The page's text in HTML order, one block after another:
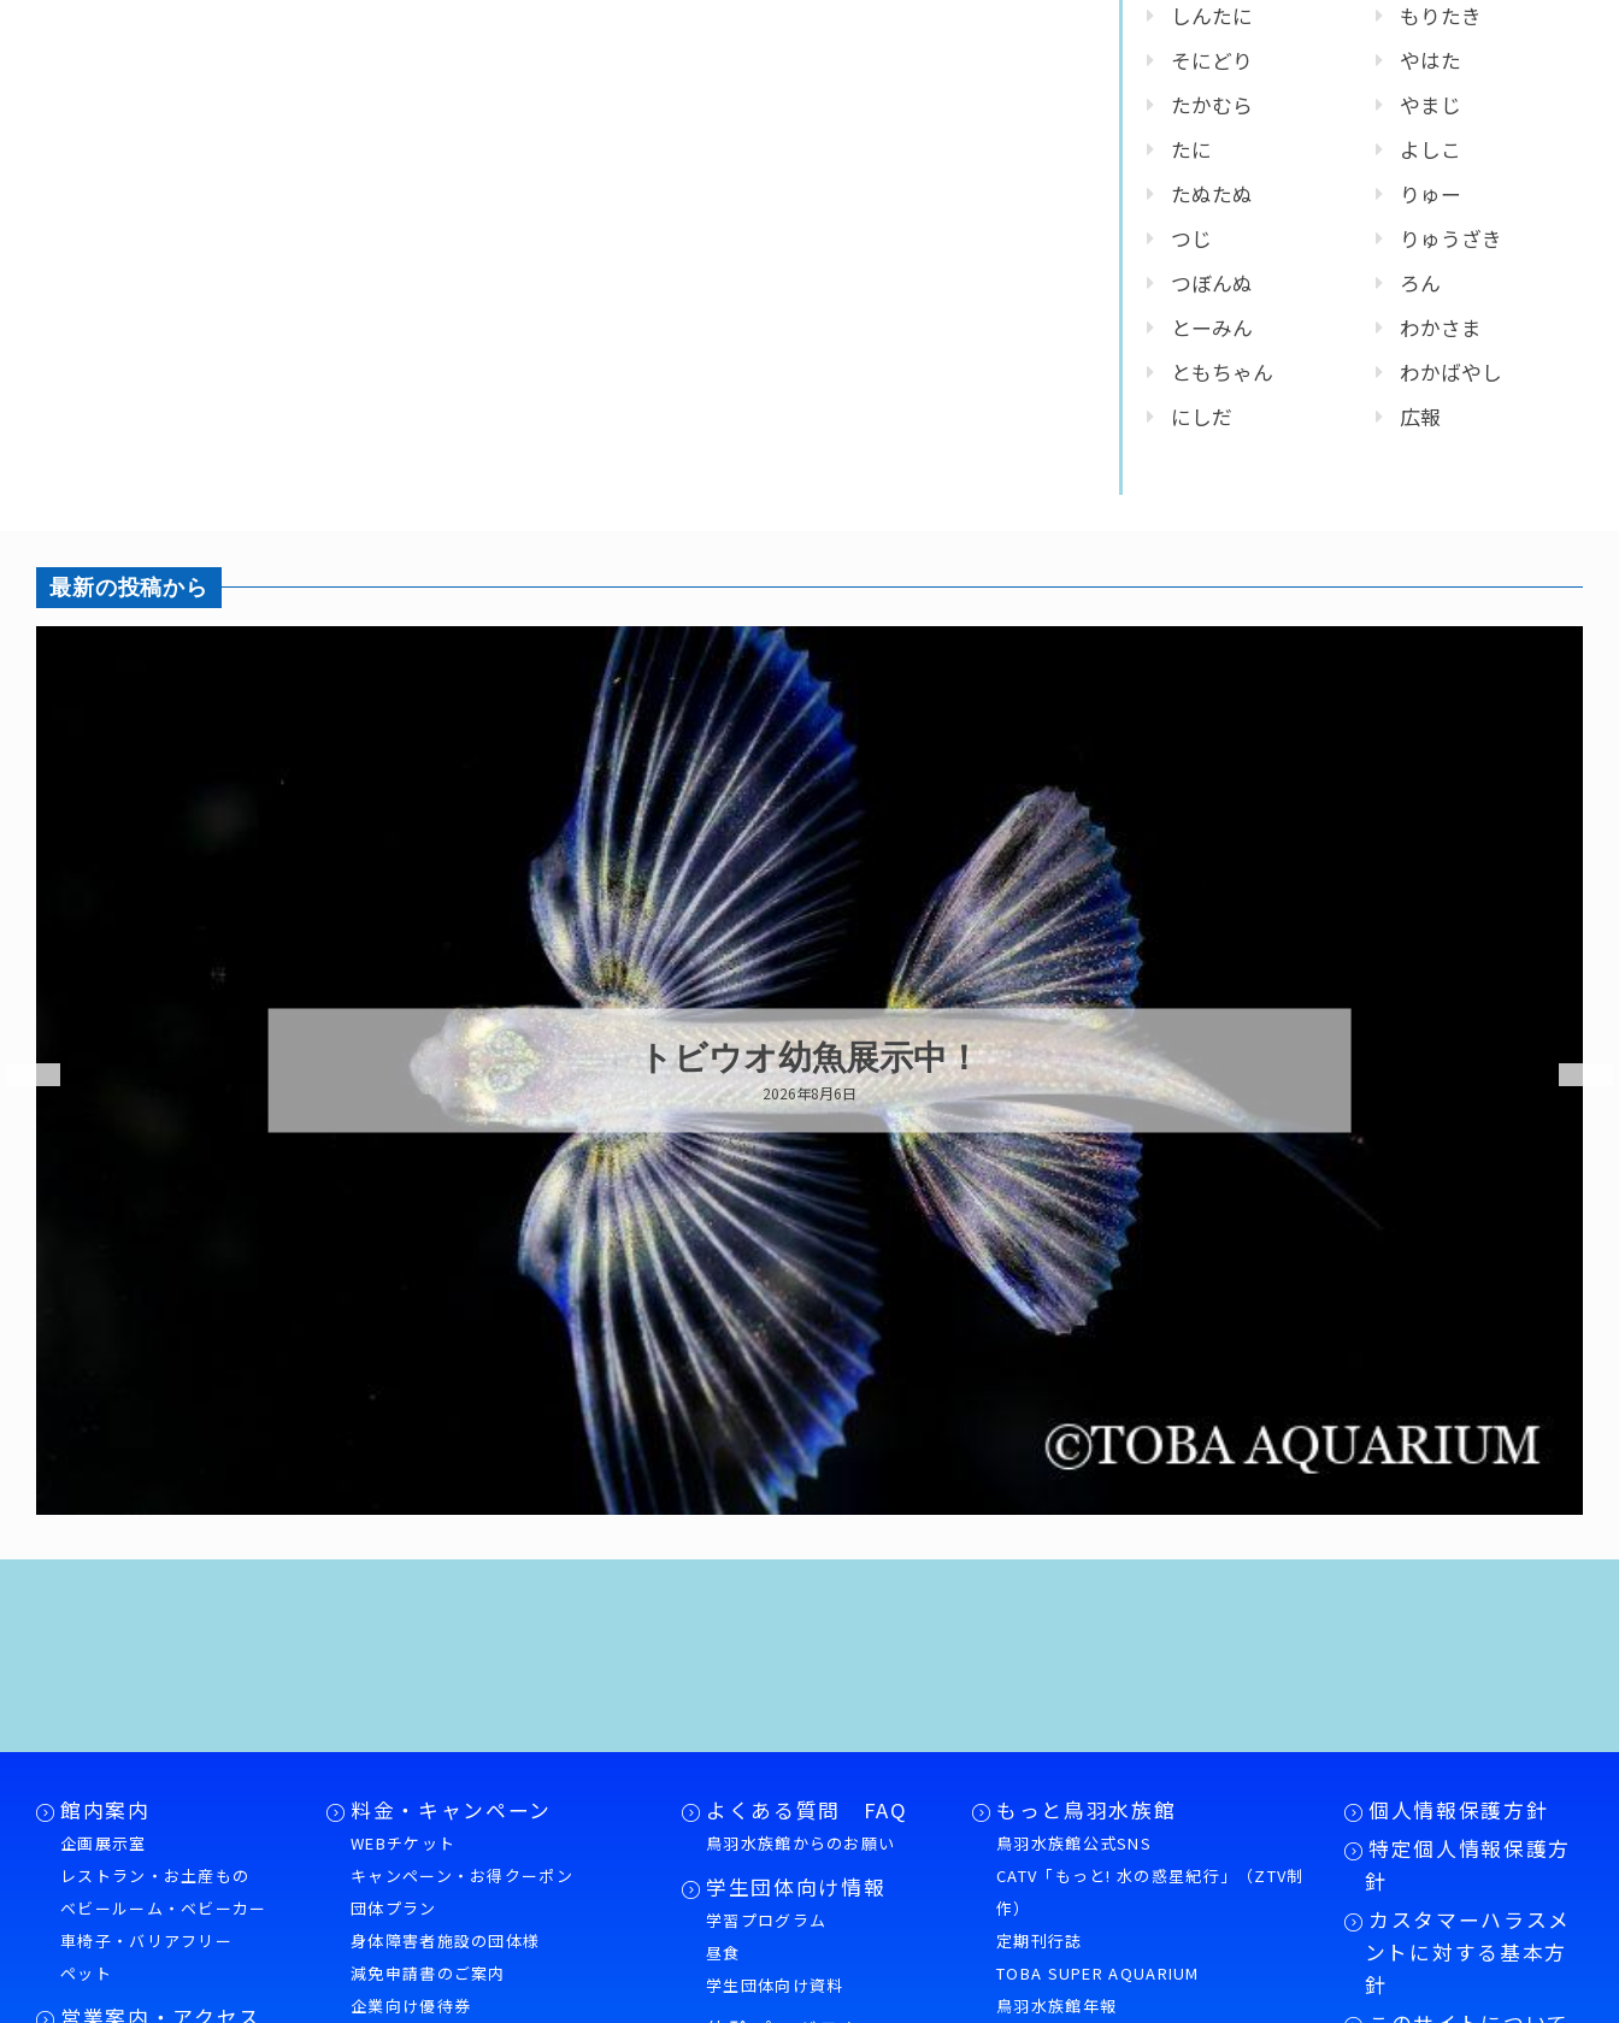
しんたに
そにどり
たかむら
たに
たぬたぬ
つじ
つぼんぬ
とーみん
ともちゃん
にしだ
もりたき
やはた
やまじ
よしこ
りゅー
りゅうざき
ろん
わかさま
わかばやし
広報
最新の投稿から
これからもツララらしく
2026年8月6日
館内案内
企画展示室
レストラン・お土産もの
ベビールーム・ベビーカー
車椅子・バリアフリー
ペット
営業案内・アクセス
料金・キャンペーン
WEBチケット
キャンペーン・お得クーポン
団体プラン
身体障害者施設の団体様
減免申請書のご案内
企業向け優待券
よくある質問 FAQ
鳥羽水族館からのお願い
学生団体向け情報
学習プログラム
昼食
学生団体向け資料
もっと鳥羽水族館
鳥羽水族館公式SNS
CATV「もっと! 水の惑星紀行」（ZTV制
作）
定期刊行誌
TOBA SUPER AQUARIUM
鳥羽水族館年報
個人情報保護方針
特定個人情報保護方
針
カスタマーハラスメ
ントに対する基本方
針